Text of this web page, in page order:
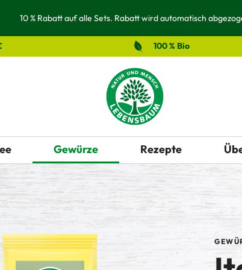
10 % Rabatt auf alle Sets. Rabatt wird automatisch
100 % Bio
Gewürze Rezepte